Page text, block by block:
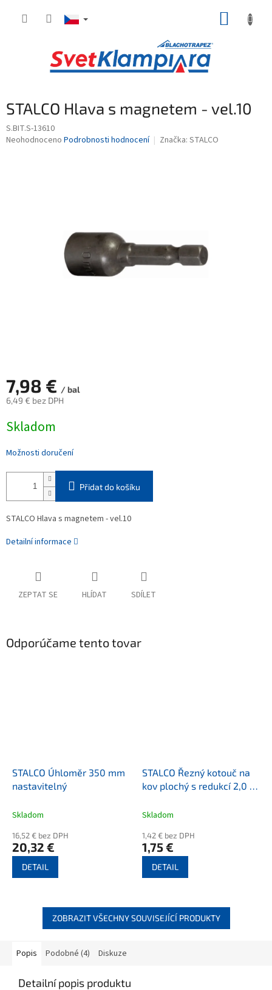
STALCO Hlava s magnetem - vel.10
S.BIT.S-13610
Průměrné
Neohodnoceno Podrobnosti hodnocení Značka: STALCO
7,98 € / bal
6,49 € bez DPH
cena:
Skladom
Možnosti doručení
Přidat do košíku
STALCO Hlava s magnetem - vel.10
Detailní informace
ZEPTAT SE HLÍDAT SDÍLET
Odporúčame tento tovar
STALCO Úhloměr 350 mm
nastavitelný
Skladom
16,52 € bez DPH
20,32 €
DETAIL
STALCO Řezný kotouč na
kov plochý s redukcí 2,0 -
Skladom
1,42 € bez DPH
1,75 €
DETAIL
ZOBRAZIT VŠECHNY SOUVISEJÍCÍ PRODUKTY
Popis Podobné (4) Diskuze
Detailní popis produktu